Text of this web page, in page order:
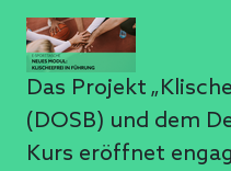
Das Projekt
(DOSB) und dem
Kurs eröffnet